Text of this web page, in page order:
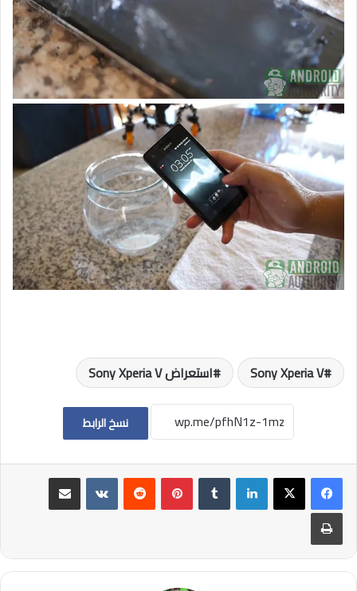
Sony Xperia V استعراض Sony Xperia V
نسخ الرابط
لينكدإن بينتيريست
مشاركة عبر البريد
طباعة